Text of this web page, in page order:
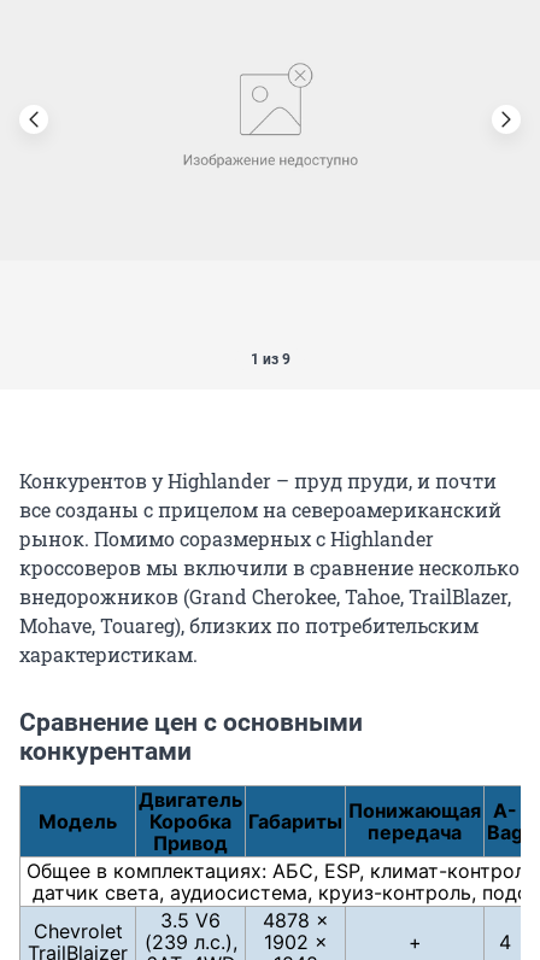
1 из 9
Конкурентов у Highlander – пруд пруди, и почти
все созданы с прицелом на североамериканский
рынок. Помимо соразмерных с Highlander
кроссоверов мы включили в сравнение несколько
внедорожников (Grand Cherokee, Tahoe, TrailBlazer,
Mohave, Touareg), близких по потребительским
характеристикам.
Сравнение цен с основными
конкурентами
Модель
Двигатель
Коробка
Привод
Габариты Понижающая
передача
A-
Bag
Общее в комплектациях: АБС, ESP, климат-
датчик света, аудиосистема, круиз-контроль,
Chevrolet
TrailBlaizer
3.5 V6
(239 л.с.),
4878 ×
1902 ×
+ 4